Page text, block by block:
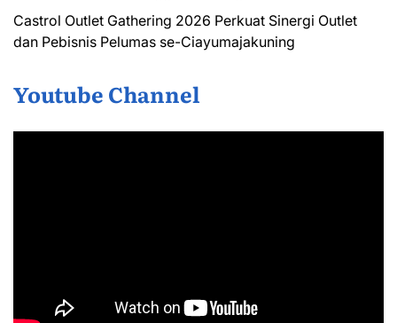
Castrol Outlet Gathering 2026 Perkuat Sinergi Outlet
dan Pebisnis Pelumas se-Ciayumajakuning
Youtube Channel